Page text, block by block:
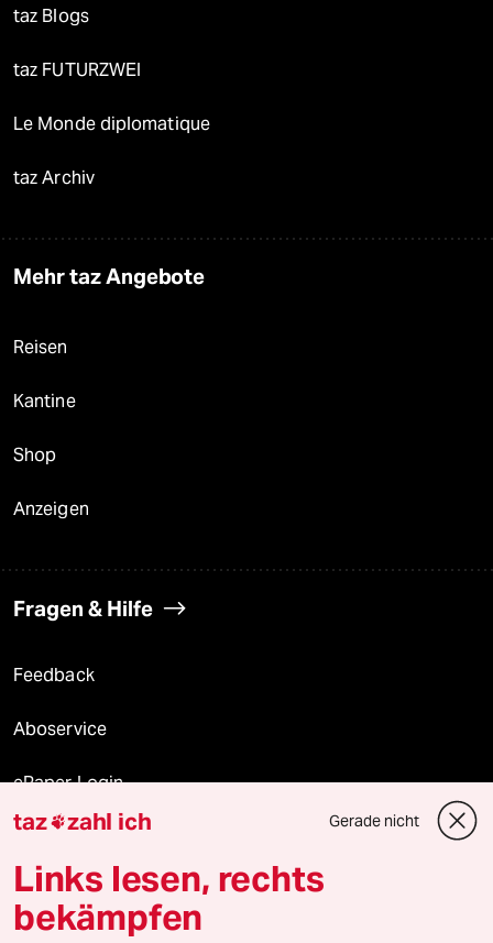
taz Blogs
taz FUTURZWEI
Le Monde diplomatique
taz Archiv
Mehr taz Angebote
Reisen
Kantine
Shop
Anzeigen
Fragen & Hilfe
Feedback
Aboservice
ePaper Login
Downloads für Abonnierende
© 2026 taz Verlags und Vertriebs GmbH
taz zahl ich Gerade nicht
Links lesen, rechts
bekämpfen